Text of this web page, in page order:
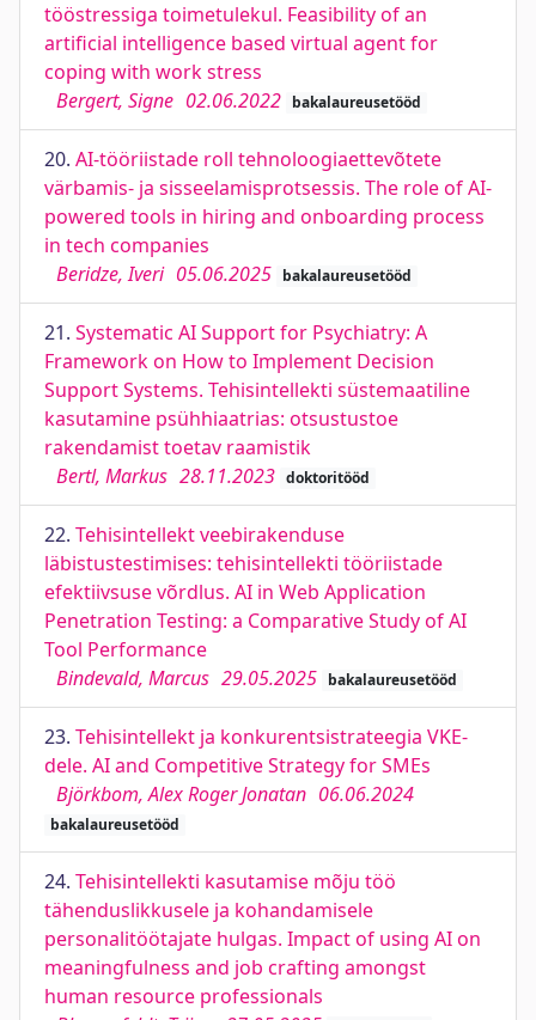
tööstressiga toimetulekul. Feasibility of an
artificial intelligence based virtual agent for
coping with work stress
Bergert, Signe 02.06.2022 bakalaureusetööd
20. AI-tööriistade roll tehnoloogiaettevõtete
värbamis- ja sisseelamisprotsessis. The role of AI-
powered tools in hiring and onboarding process
in tech companies
Beridze, Iveri 05.06.2025 bakalaureusetööd
21. Systematic AI Support for Psychiatry: A
Framework on How to Implement Decision
Support Systems. Tehisintellekti süstemaatiline
kasutamine psühhiaatrias: otsustustoe
rakendamist toetav raamistik
Bertl, Markus 28.11.2023 doktoritööd
22. Tehisintellekt veebirakenduse
läbistustestimises: tehisintellekti tööriistade
efektiivsuse võrdlus. AI in Web Application
Penetration Testing: a Comparative Study of AI
Tool Performance
Bindevald, Marcus 29.05.2025 bakalaureusetööd
23. Tehisintellekt ja konkurentsistrateegia VKE-
dele. AI and Competitive Strategy for SMEs
Björkbom, Alex Roger Jonatan 06.06.2024
bakalaureusetööd
24. Tehisintellekti kasutamise mõju töö
tähenduslikkusele ja kohandamisele
personalitöötajate hulgas. Impact of using AI on
meaningfulness and job crafting amongst
human resource professionals